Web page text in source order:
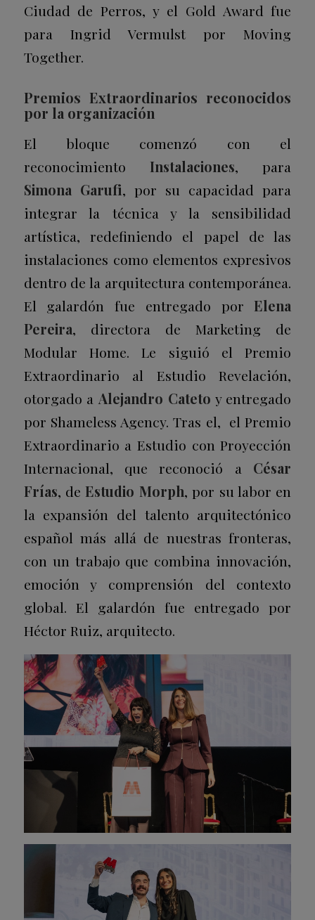
Ciudad de Perros, y el Gold Award fue
para Ingrid Vermulst porMoving
Together.
Premios Extraordinarios reconocidos
por la organización
El bloque comenzó con el
reconocimiento Instalaciones, para
Simona Garufi, por su capacidad para
integrar la técnica y la sensibilidad
artística, redefiniendo el papel de las
instalaciones como elementos expresivos
dentro de la arquitectura contemporánea.
El galardón fue entregado por Elena
Pereira, directora de Marketing de
Modular Home. Le siguió el Premio
Extraordinario al Estudio Revelación,
otorgado aAlejandro Cateto y entregado
por Shameless Agency. Tras el, el Premio
Extraordinario a Estudio con Proyección
Internacional, que reconoció a César
Frías, de Estudio Morph, por su labor en
la expansión del talento arquitectónico
español más allá de nuestras fronteras,
con un trabajo que combina innovación,
emoción y comprensión del contexto
global. El galardón fue entregado por
Héctor Ruiz, arquitecto.